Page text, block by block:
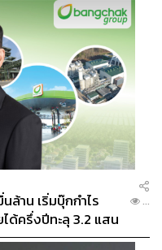
ล้าน เริ่มบุ๊กกำไร
ด้ครึ่งปีทะลุ 3.2 แสน
...